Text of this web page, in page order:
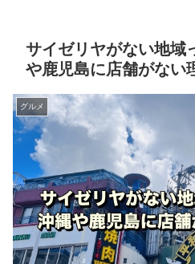
サイゼリヤがない地
や鹿児島に店舗がない
グルメ